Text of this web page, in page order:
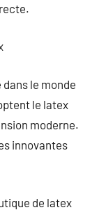
le monde
le latex
moderne.
innovantes
de latex